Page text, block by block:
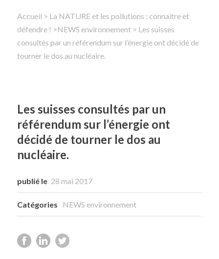
Rechercher
Accueil > La NATURE et les pollutions : connaître et
défendre ! >NEWS environnement > Les suisses
consultés par un référendum sur l’énergie ont décidé de
tourner le dos au nucléaire.
Les suisses consultés par un
référendum sur l’énergie ont
décidé de tourner le dos au
nucléaire.
publié le 28 mai 2017
Catégories NEWS environnement